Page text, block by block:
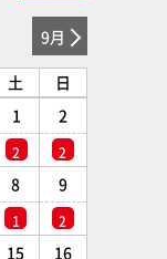
9月
土
日
1
2
2
2
8
1
9
2
15 16